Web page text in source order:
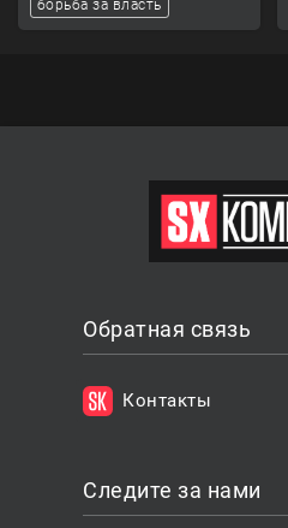
борьба за власть
Обратная связь
Контакты
Следите за нами